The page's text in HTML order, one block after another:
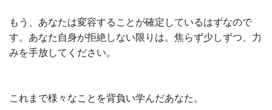
もう、あなたは変容することが確定しているはずなので
す。あなた自身が拒絶しない限りは。焦らず少しずつ、力
みを手放してください。
これまで様々なことを背負い学んだあなた。